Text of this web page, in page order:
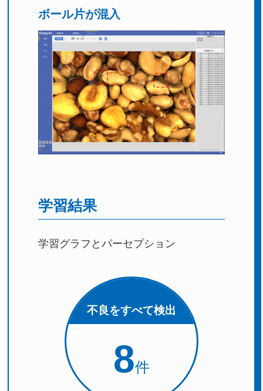
ボール片が混入
学習結果
学習グラフとパーセプション
不良をすべて検出
8件